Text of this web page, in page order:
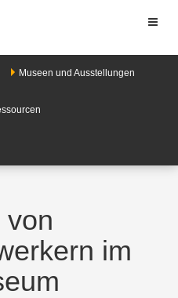
Museen und Ausstellungen
von
im